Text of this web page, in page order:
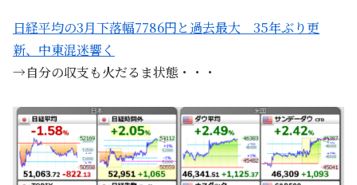
日経平均の3月下落幅7786円と過去最大 35年ぶり更
新、中東混迷響く
→自分の収支も火だるま状態・・・